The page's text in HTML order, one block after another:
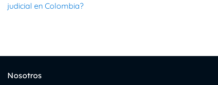
judicial en Colombia?
Nosotros